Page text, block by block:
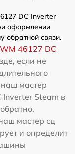
DC Inverter
оформлении
обратной связи.
46127 DC
если не
мастер
Inverter Steam в
мастер сц
и определит